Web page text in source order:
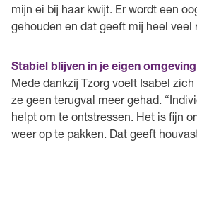
mijn ei bij haar kwijt. Er wordt een
gehouden en dat geeft mij heel veel
Stabiel blijven in je eigen omgeving
Mede dankzij Tzorg voelt Isabel
ze geen terugval meer gehad.
helpt om te ontstressen. Het is fijn
weer op te pakken. Dat geeft